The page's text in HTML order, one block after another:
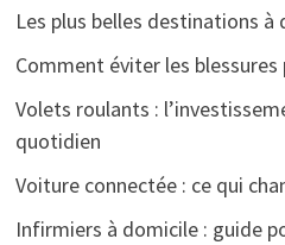
Les plus belles destinations
Comment éviter les
Volets roulants :
quotidien
Voiture connectée : ce qui
Infirmiers à domicile : guide